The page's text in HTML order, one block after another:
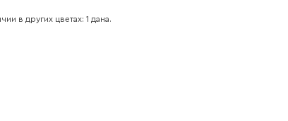
в других цветах: 1 дана.